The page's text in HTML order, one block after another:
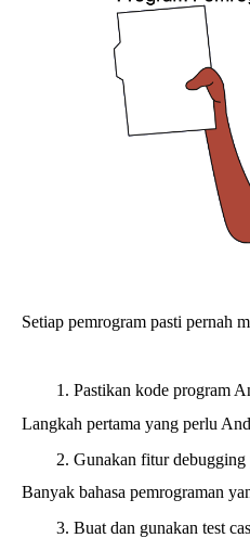
Setiap pemrogram pasti pernah
Pastikan kode program
Langkah pertama yang perlu
Gunakan fitur debugging
Banyak bahasa pemrograman
Buat dan gunakan test